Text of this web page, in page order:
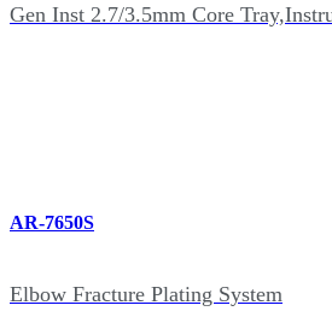
Gen Inst 2.7/3.5mm Core
AR-7650S
Elbow Fracture Plating System